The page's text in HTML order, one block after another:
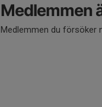
Medlemmen
Medlemmen du försöker